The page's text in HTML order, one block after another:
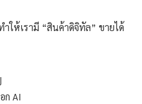
ให้เรามี “สินค้าดิจิทัล” ขายได้
ก AI